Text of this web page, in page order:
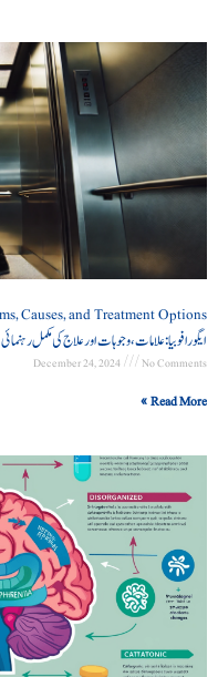
ایگورافوبیا: علامات، وجوہات اور علاج کی مکمل رہنمائی
December 24, 2024 No Comments
Read More »